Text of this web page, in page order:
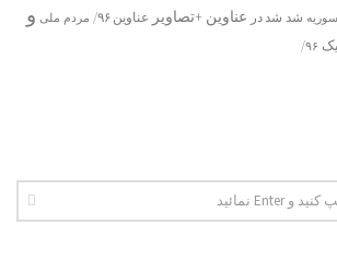
سوریه شد شد در عناوین +تصاویر عناوین ۹۶/ مردم ملی و
یک ۹۶/